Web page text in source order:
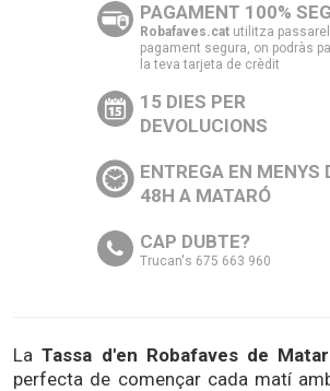
PAGAMENT 100%
Robafaves.cat utilitza
pagament segura, on podràs
la teva tarjeta de crèdit
15 DIES PER
DEVOLUCIONS
ENTREGA EN MENYS
48H A MATARÓ
CAP DUBTE?
Trucan's 675 663 960
LaTassa d'en Robafaves de
perfecta de començar cada matí